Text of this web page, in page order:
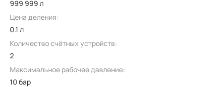
999 999 л
Цена деления:
0.1 л
Количество счётных устройств:
2
Максимальное рабочее давление:
10 бар